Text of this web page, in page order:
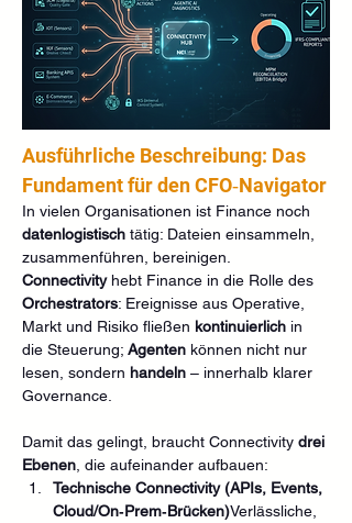
Ausführliche Beschreibung: Das
Fundament für den CFO‑Navigator
In vielen Organisationen ist Finance noch
datenlogistisch tätig: Dateien einsammeln,
zusammenführen, bereinigen.
Connectivity hebt Finance in die Rolle des
Orchestrators: Ereignisse aus Operative,
Markt und Risiko fließen kontinuierlich in
die Steuerung; Agenten können nicht nur
lesen, sondern handeln – innerhalb klarer
Governance.
Damit das gelingt, braucht Connectivity drei
Ebenen , die aufeinander aufbauen:
Technische Connectivity (APIs, Events,
Cloud/On‑Prem‑Brücken)Verlässliche,